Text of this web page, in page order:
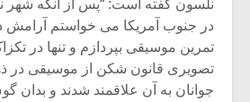
نلسون گفته است: “پس از آنکه شهر
در جنوب آمریکا می خواستم آرامش
تمرین موسیقی بپردازم و تنها در
تصویری قانون شکن از موسیقی در
جوانان به آن علاقمند شدند و بدان